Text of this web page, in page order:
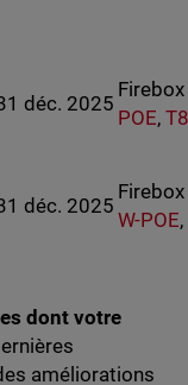
déc. 2025
Firebox
POE,
déc. 2025
Firebox
W-POE,
dont votre
améliorations